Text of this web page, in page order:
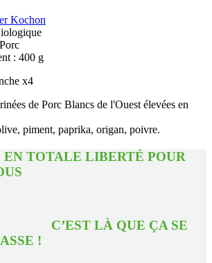
Kochon
: 400 g
de Porc Blancs de l'Ouest élevées en
piment, paprika, origan, poivre.
LIBERTÉ POUR
LÀ QUE ÇA SE
!